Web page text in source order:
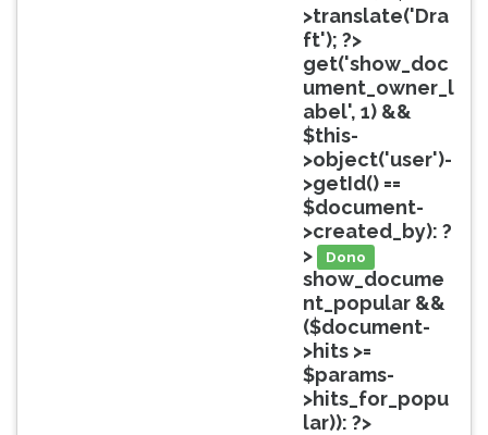
>translate('Dra
ft'); ?>
get('show_doc
ument_owner_l
abel', 1) &&
$this-
>object('user')-
>getId() ==
$document-
>created_by): ?
>
Dono
show_docume
nt_popular &&
($document-
>hits >=
$params-
>hits_for_popu
lar)): ?>